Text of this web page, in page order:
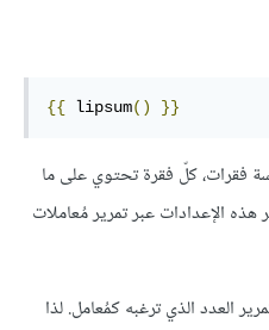
{{ lipsum() }}
فقرات، كلّ فقرة تحتوي على ما
تغيير هذه الإعدادات عبر تمرير مُعاملات
العدد الذي ترغبه كمُعامل. لذا